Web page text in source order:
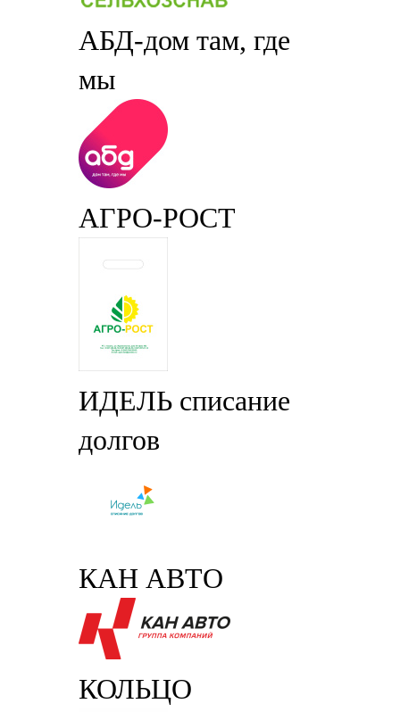
АБД-дом там, где
мы
АГРО-РОСТ
ИДЕЛЬ списание
долгов
КАН АВТО
КОЛЬЦО